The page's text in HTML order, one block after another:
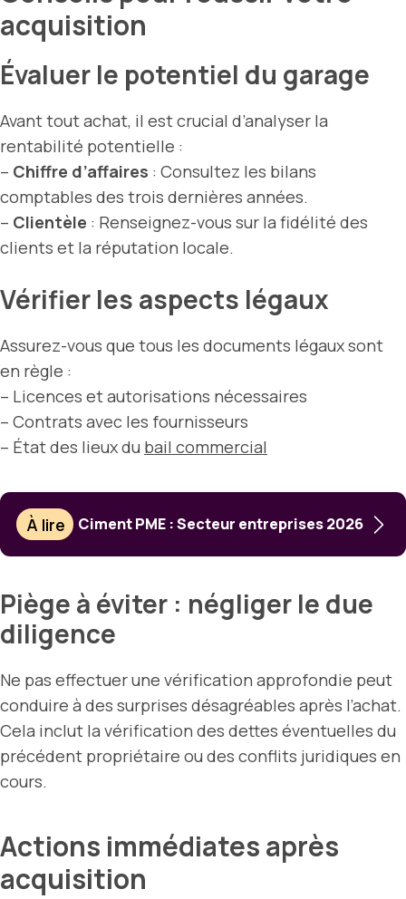
acquisition
Évaluer le potentiel du garage
Avant tout achat, il est crucial d’analyser la
rentabilité potentielle :
– Chiffre d’affaires : Consultez les bilans
comptables des trois dernières années.
– Clientèle : Renseignez-vous sur la fidélité des
clients et la réputation locale.
Vérifier les aspects légaux
Assurez-vous que tous les documents légaux sont
en règle :
– Licences et autorisations nécessaires
– Contrats avec les fournisseurs
– État des lieux du bail commercial
À lire Ciment PME : Secteur entreprises 2026
Piège à éviter : négliger le due
diligence
Ne pas effectuer une vérification approfondie peut
conduire à des surprises désagréables après l’achat.
Cela inclut la vérification des dettes éventuelles du
précédent propriétaire ou des conflits juridiques en
cours.
Actions immédiates après
acquisition